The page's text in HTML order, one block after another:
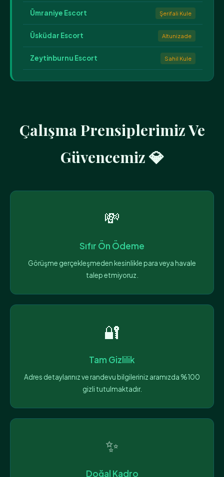
Ümraniye Escort Şerifali Kule
Üsküdar Escort Altunizade
Zeytinburnu Escort Sahil Kule
Çalışma Prensiplerimiz Ve
Güvencemiz 💎
💸
Sıfır Ön Ödeme
Görüşme gerçekleşmeden kesinlikle para veya havale
talep etmiyoruz.
🔐
Tam Gizlilik
Adres detaylarınız ve randevu bilgileriniz aramızda %100
gizli tutulmaktadır.
✨
Doğal Kadro